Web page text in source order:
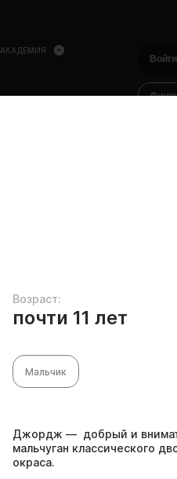
АКАДЕМИЯ
Войти
Возраст:
почти 11 лет
Мальчик
Джордж — добрый и
мальчуган классического
окраса.